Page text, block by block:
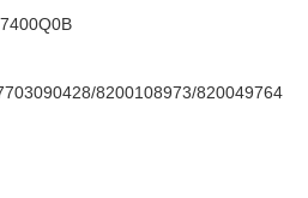
8200108973/820049764